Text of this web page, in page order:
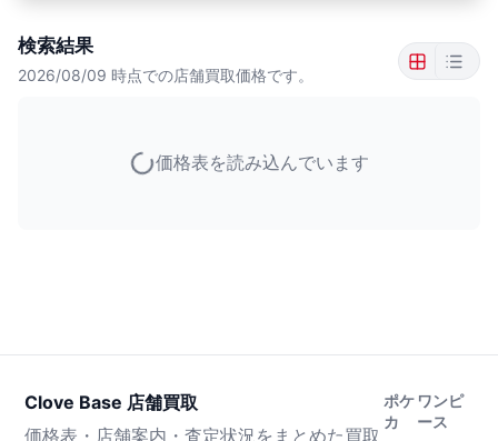
検索結果
2026/08/09 時点での店舗買取価格です。
価格表を読み込んでいます
Clove Base 店舗買取
価格表・店舗案内・査定状況をまとめた買取
ポケ
カ
ワンピ
ース